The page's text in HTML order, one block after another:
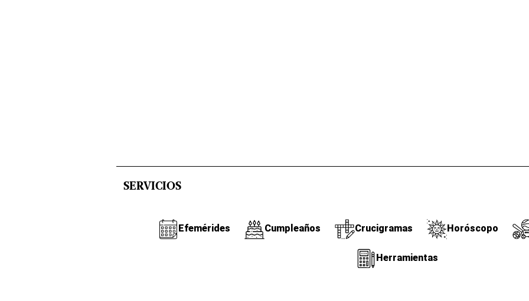
SERVICIOS
Efemérides Cumpleaños Crucigramas Horóscopo
Herramientas